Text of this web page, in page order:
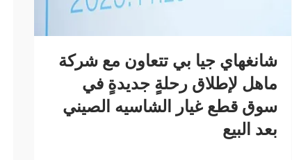
شانغهاي جيا بي تتعاون مع شركة
ماهل لإطلاق رحلةٍ جديدةٍ في
سوق قطع غيار الشاسيه الصيني
بعد البيع